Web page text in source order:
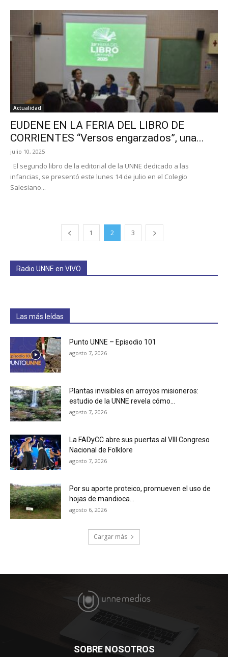
Actualidad
EUDENE EN LA FERIA DEL LIBRO DE
CORRIENTES “Versos engarzados”, una...
julio 10, 2025
El segundo libro de la editorial de la UNNE dedicado a las
infancias, se presentó este lunes 14 de julio en el Colegio
Salesiano...
1 2 3
Radio UNNE en VIVO
Las más leídas
Punto UNNE – Episodio 101
agosto 7, 2026
Plantas invisibles en arroyos misioneros:
estudio de la UNNE revela cómo...
agosto 7, 2026
La FADyCC abre sus puertas al VIII Congreso
Nacional de Folklore
agosto 7, 2026
Por su aporte proteico, promueven el uso de
hojas de mandioca...
agosto 6, 2026
Cargar más
SOBRE NOSOTROS